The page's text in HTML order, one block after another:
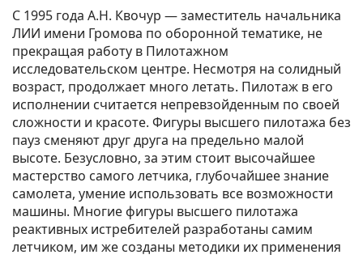
С 1995 года А.Н. Квочур — заместитель начальника
ЛИИ имени Громова по оборонной тематике, не
прекращая работу в Пилотажном
исследовательском центре. Несмотря на солидный
возраст, продолжает много летать. Пилотаж в его
исполнении считается непревзойденным по своей
сложности и красоте. Фигуры высшего пилотажа без
пауз сменяют друг друга на предельно малой
высоте. Безусловно, за этим стоит высочайшее
мастерство самого летчика, глубочайшее знание
самолета, умение использовать все возможности
машины. Многие фигуры высшего пилотажа
реактивных истребителей разработаны самим
летчиком, им же созданы методики их применения